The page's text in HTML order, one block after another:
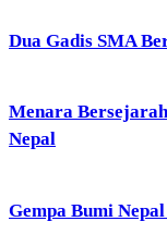
Dua Gadis SMA
Menara
Nepal
Gempa Bumi